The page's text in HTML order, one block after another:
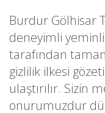
Burdur Gölhisar
deneyimli
tarafından
gizlilik ilkesi
ulaştırılır. Sizin
onurumuzdur